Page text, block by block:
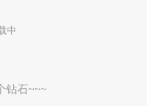
中
钻石~~~